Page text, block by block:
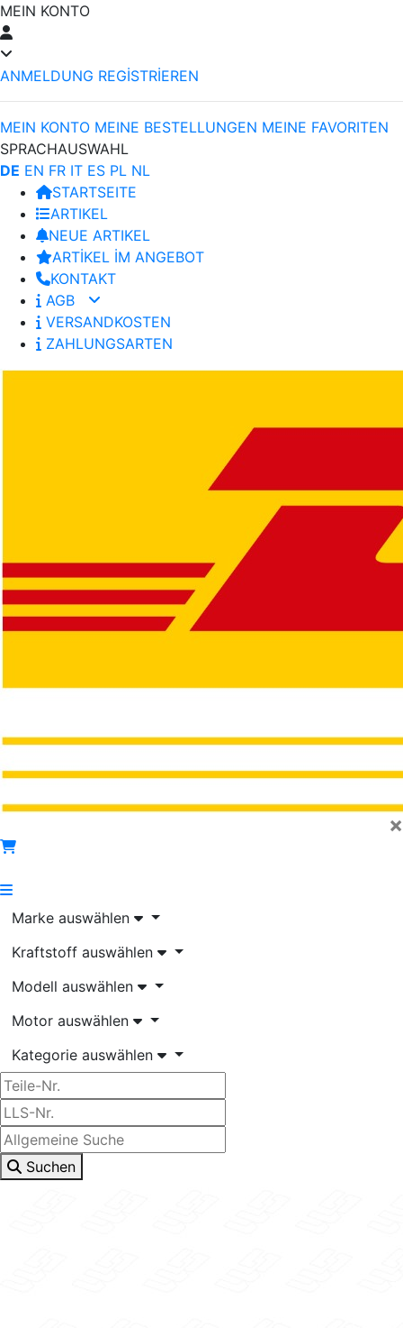
MEIN KONTO
ANMELDUNG REGİSTRİEREN
MEIN KONTO MEINE BESTELLUNGEN MEINE FAVORITEN
SPRACHAUSWAHL
DE EN FR IT ES PL NL
STARTSEITE
ARTIKEL
NEUE ARTIKEL
ARTİKEL İM ANGEBOT
KONTAKT
AGB
VERSANDKOSTEN
ZAHLUNGSARTEN
×
Marke auswählen
Kraftstoff auswählen
Modell auswählen
Motor auswählen
Kategorie auswählen
Suchen